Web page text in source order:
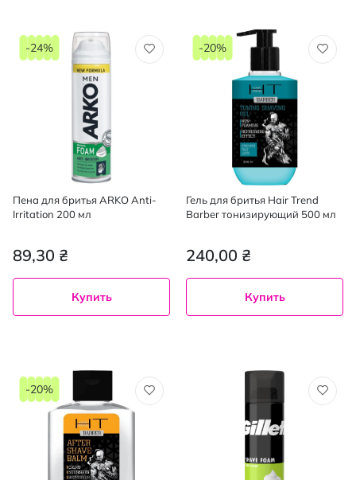
Пена для бритья ARKO Anti-
Irritation 200 мл
89,30 ₴
-24%
Купить
Гель для бритья Hair Trend
Barber тонизирующий 500 мл
240,00 ₴
-20%
Купить
-20%